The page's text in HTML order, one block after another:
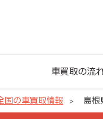
車買取の流
国の車買取情報 島根